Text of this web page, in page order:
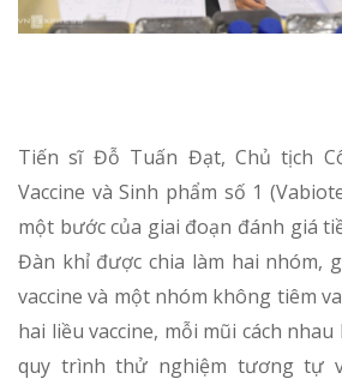
Tiến sĩ Đỗ Tuấn Đạt, Chủ tịch
Vaccine và Sinh phẩm số 1
một bước của giai đoạn đánh giá
Đàn khỉ được chia làm hai nhóm,
vaccine và một nhóm không tiêm
hai liều vaccine, mỗi mũi cách
quy trình thử nghiệm tương tự